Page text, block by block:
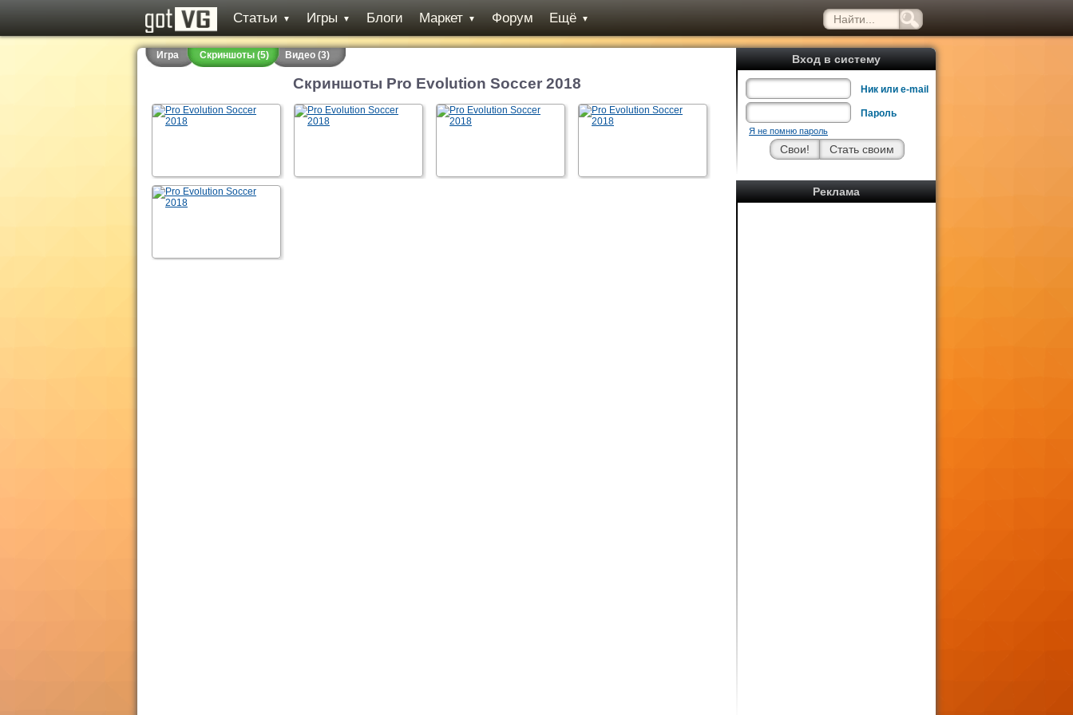
Статьи ▼ Игры ▼ Блоги Маркет ▼ Форум Ещё ▼
Вход в систему
Ник или e-mail
Пароль
Я не помню пароль
Реклама
Игра Скриншоты (5) Видео (3)
Скриншоты Pro Evolution Soccer 2018